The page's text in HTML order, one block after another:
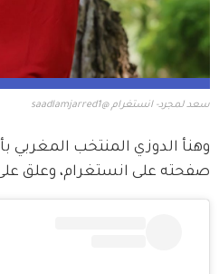
سعد لمجرد- انستغرام @saadlamjarred1
وهنأ الدوزي المنتخب المغربي
صفحته على انستغرام، وعلق